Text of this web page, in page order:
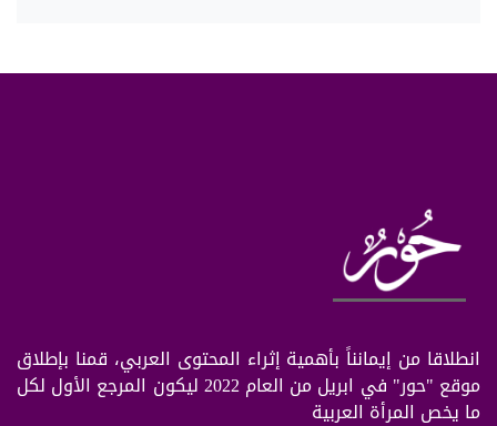
انطلاقا من إيمانناً بأهمية إثراء المحتوى العربي، قمنا بإطلاق
موقع "حور" في ابريل من العام 2022 ليكون المرجع الأول لكل
ما يخص المرأة العربية